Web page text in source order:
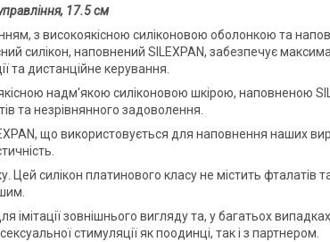
17.5 см
з високоякісною силіконовою оболонкою та
силікон, наповнений SILEXPAN, забезпечує
та дистанційне керування.
надм'якою силіконовою шкірою, наповненою
та незрівнянного задоволення.
що використовується для наповнення наших
Цей силікон платинового класу не містить фталатів
зовнішнього вигляду та, у багатьох
стимуляції як поодинці, так і з партнером.